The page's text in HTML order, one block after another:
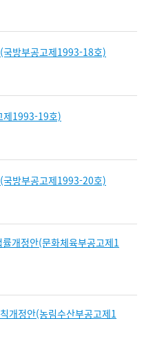
국방부공고제1993-18호)
제1993-19호)
국방부공고제1993-20호)
개정안(문화체육부공고제1
개정안(농림수산부공고제1